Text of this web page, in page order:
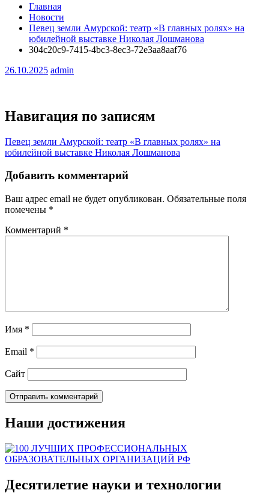
Главная
Новости
Певец земли Амурской: театр «В главных ролях» на
юбилейной выставке Николая Лошманова
304c20c9-7415-4bc3-8ec3-72e3aa8aaf76
26.10.2025 admin
Навигация по записям
Певец земли Амурской: театр «В главных ролях» на
юбилейной выставке Николая Лошманова
Добавить комментарий
Ваш адрес email не будет опубликован. Обязательные поля
помечены *
Комментарий *
Имя *
Email *
Сайт
Наши достижения
Десятилетие науки и технологии